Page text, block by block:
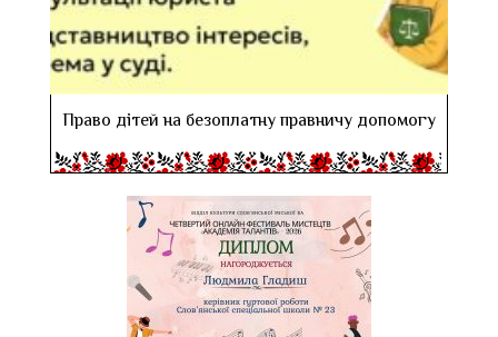
Право дітей на безоплатну правничу допомогу